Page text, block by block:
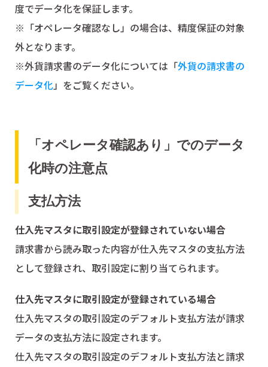
度でデータ化を保証します。
※「オペレータ確認なし」の場合は、精度保証の対象
外となります。
※外貨請求書のデータ化については「外貨の請求書の
データ化」をご覧ください。
「オペレータ確認あり」でのデータ
化時の注意点
支払方法
仕入先マスタに取引設定が登録されていない場合
請求書から読み取った内容が仕入先マスタの支払方法
として登録され、取引設定に割り当てられます。
仕入先マスタに取引設定が登録されている場合
仕入先マスタの取引設定のデフォルト支払方法が請求
データの支払方法に設定されます。
仕入先マスタの取引設定のデフォルト支払方法と請求